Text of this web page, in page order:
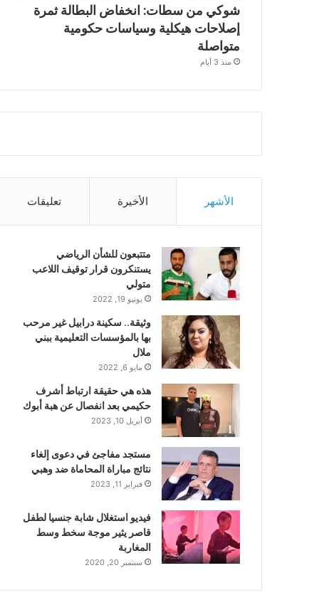
شوكي من سطات: انخفاض البطالة ثمرة
إصلاحات هيكلية وسياسات حكومية
متواصلة
منذ 3 أيام
الأشهر الأخيرة تعليقات
متتبعون للشأن الرياضي
يستنكرون قرار توقيف اللاعب
متولي
يونيو 19, 2022
وثيقة.. سكينة درابيل غير مرحب
بها بالمؤسسات التعليمية ببني
ملال
مايو 6, 2022
هذه هي حقيقة ارتباط أشرف
حكيمي بعد انفصال عن هبة أبوك
أبريل 10, 2023
مستجد مفاجئ في دعوى إلغاء
نتائج مباراة المحاماة ضد وهبي
فبراير 11, 2023
فيديو استغلال شابة جنسيا لطفل
قاصر يثير موجة سخط وسط
المغاربة
سبتمبر 20, 2020